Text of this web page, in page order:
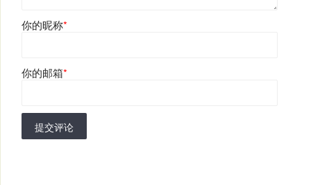
你的昵称*
你的邮箱*
提交评论